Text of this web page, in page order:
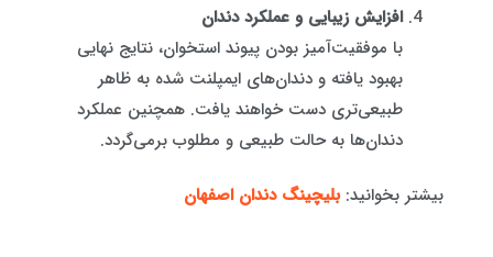
افزایش زیبایی و عملکرد دندان
با موفقیت‌آمیز بودن پیوند استخوان، نتایج نهایی
بهبود یافته و دندان‌های ایمپلنت شده به ظاهر
طبیعی‌تری دست خواهند یافت. همچنین عملکرد
دندان‌ها به حالت طبیعی و مطلوب برمی‌گردد.
بیشتر بخوانید:بلیچینگ دندان اصفهان